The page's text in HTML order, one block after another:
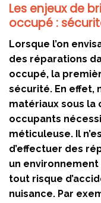
Les enjeux de
occupé :
Lorsque l’on
des réparations
occupé, la
sécurité. En effet,
matériaux sous la
occupants
méticuleuse. Il
d’effectuer des
un
tout risque
nuisance. Par